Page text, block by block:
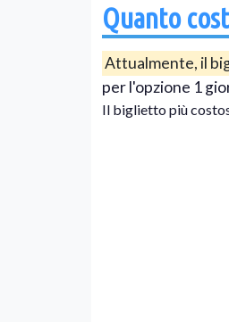
Quanto
Attualmente, il
per l'opzione 1
Il biglietto più